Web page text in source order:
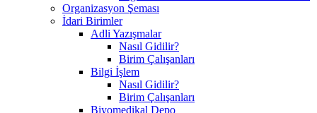
Organizasyon Şeması
İdari Birimler
Adli Yazışmalar
Nasıl Gidilir?
Birim Çalışanları
Bilgi İşlem
Nasıl Gidilir?
Birim Çalışanları
Biyomedikal Depo